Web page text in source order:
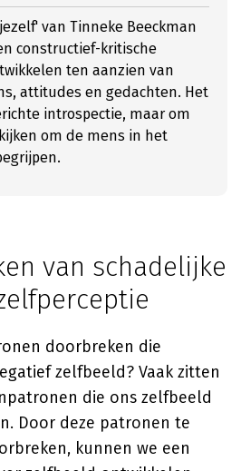
van Tinneke Beeckman
constructief-kritische
ten aanzien van
attitudes en gedachten. Het
introspectie, maar om
om de mens in het
van schadelijke
doorbreken die
zelfbeeld? Vaak zitten
die ons zelfbeeld
Door deze patronen te
kunnen we een